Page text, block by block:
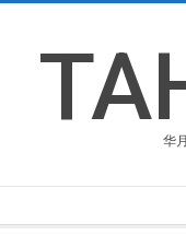
content
华
Navigation